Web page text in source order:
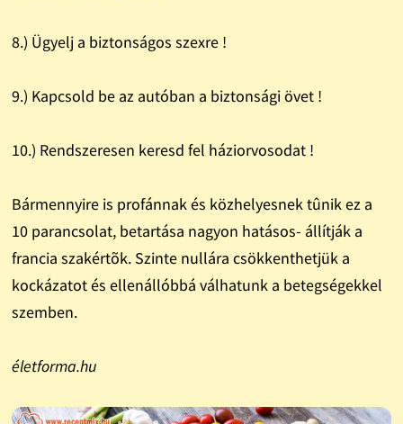
8.) Ügyelj a biztonságos szexre !
9.) Kapcsold be az autóban a biztonsági övet !
10.) Rendszeresen keresd fel háziorvosodat !
Bármennyire is profánnak és közhelyesnek tûnik ez a
10 parancsolat, betartása nagyon hatásos- állítják a
francia szakértõk. Szinte nullára csökkenthetjük a
kockázatot és ellenállóbbá válhatunk a betegségekkel
szemben.
életforma.hu